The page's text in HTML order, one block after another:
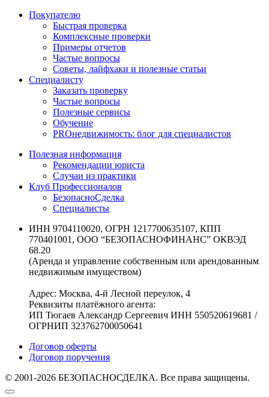
Покупателю
Быстрая проверка
Комплексные проверки
Примеры отчетов
Частые вопросы
Советы, лайфхаки и полезные статьи
Специалисту
Заказать проверку
Частые вопросы
Полезные сервисы
Обучение
PROнедвижимость: блог для специалистов
Полезная информация
Рекомендации юриста
Случаи из практики
Клуб Профессионалов
БезопасноСделка
Специалисты
ИНН 9704110020, ОГРН 1217700635107, КПП
770401001, ООО “БЕЗОПАСНОФИНАНС” ОКВЭД
68.20
(Аренда и управление собственным или арендованным
недвижимым имуществом)
Адрес: Москва, 4-й Лесной переулок, 4
Реквизиты платёжного агента:
ИП Тюгаев Александр Сергеевич ИНН 550520619681 /
ОГРНИП 323762700050641
Договор оферты
Договор поручения
© 2001-2026 БЕЗОПАСНОСДЕЛКА. Все права защищены.